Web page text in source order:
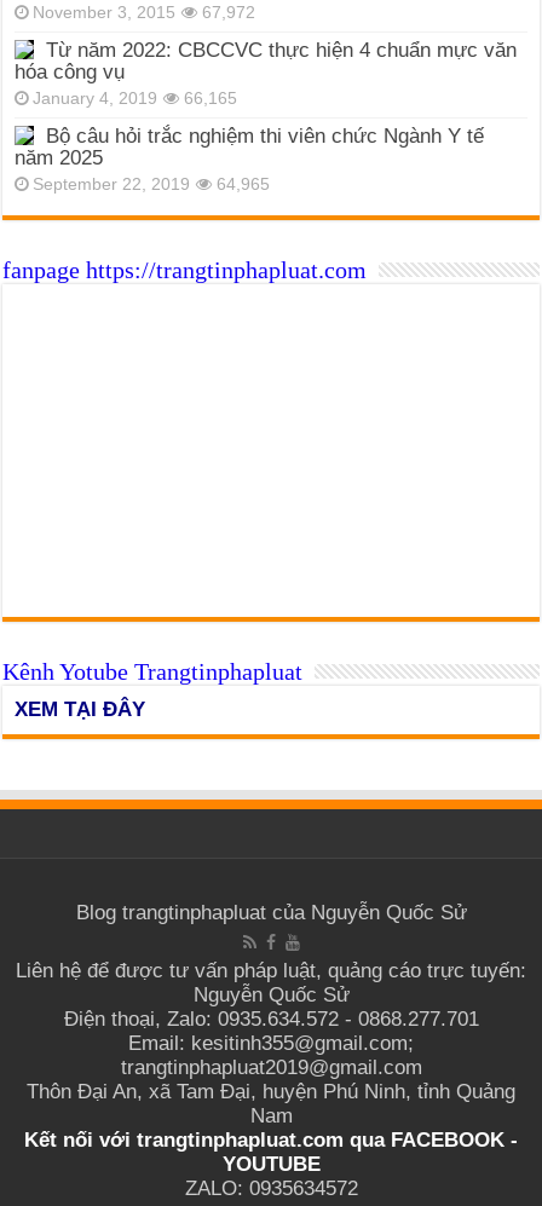
November 3, 2015 67,972
Từ năm 2022: CBCCVC thực hiện 4 chuẩn mực văn
hóa công vụ
January 4, 2019 66,165
Bộ câu hỏi trắc nghiệm thi viên chức Ngành Y tế
năm 2025
September 22, 2019 64,965
fanpage https://trangtinphapluat.com
Kênh Yotube Trangtinphapluat
XEM TẠI ĐÂY
Blog trangtinphapluat của Nguyễn Quốc Sử
Liên hệ để được tư vấn pháp luật, quảng cáo trực tuyến:
Nguyễn Quốc Sử
Điện thoại, Zalo: 0935.634.572 - 0868.277.701
Email: kesitinh355@gmail.com;
trangtinphapluat2019@gmail.com
Thôn Đại An, xã Tam Đại, huyện Phú Ninh, tỉnh Quảng
Nam
Kết nối với trangtinphapluat.com quaFACEBOOK -
YOUTUBE
ZALO: 0935634572